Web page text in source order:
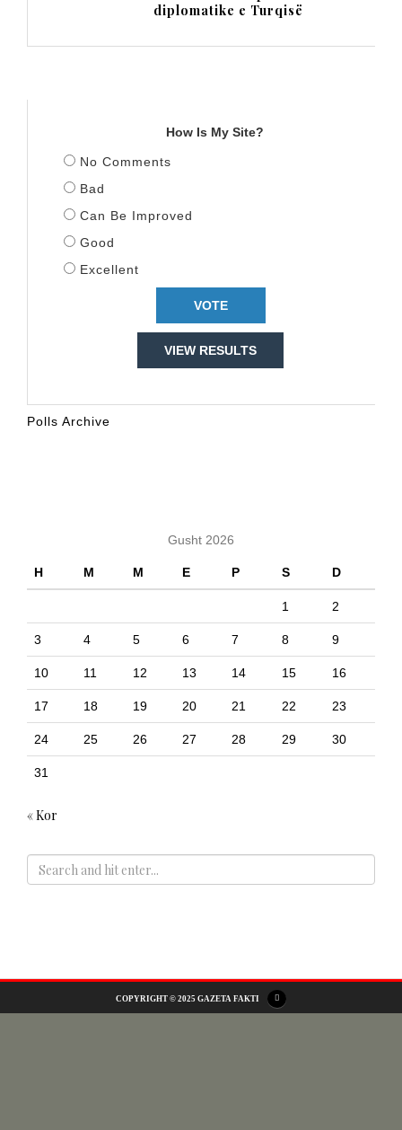
diplomatike e Turqisë
How Is My Site?
No Comments
Bad
Can Be Improved
Good
Excellent
VIEW RESULTS
Polls Archive
Gusht 2026
H M M E P S D
1 2
3 4 5 6 7 8 9
10 11 12 13 14 15 16
17 18 19 20 21 22 23
24 25 26 27 28 29 30
31
« Kor
COPYRIGHT © 2025 GAZETA FAKTI